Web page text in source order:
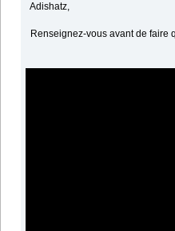
Adishatz,
Renseignez-vous avant de faire